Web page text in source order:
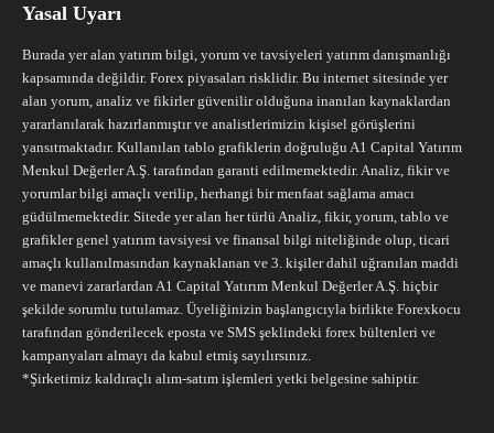
Yasal Uyarı
Burada yer alan yatırım bilgi, yorum ve tavsiyeleri yatırım danışmanlığı
kapsamında değildir. Forex piyasaları risklidir. Bu internet sitesinde yer
alan yorum, analiz ve fikirler güvenilir olduğuna inanılan kaynaklardan
yararlanılarak hazırlanmıştır ve analistlerimizin kişisel görüşlerini
yansıtmaktadır. Kullanılan tablo grafiklerin doğruluğu A1 Capital Yatırım
Menkul Değerler A.Ş. tarafından garanti edilmemektedir. Analiz, fikir ve
yorumlar bilgi amaçlı verilip, herhangi bir menfaat sağlama amacı
güdülmemektedir. Sitede yer alan her türlü Analiz, fikir, yorum, tablo ve
grafikler genel yatırım tavsiyesi ve finansal bilgi niteliğinde olup, ticari
amaçlı kullanılmasından kaynaklanan ve 3. kişiler dahil uğranılan maddi
ve manevi zararlardan A1 Capital Yatırım Menkul Değerler A.Ş. hiçbir
şekilde sorumlu tutulamaz. Üyeliğinizin başlangıcıyla birlikte Forexkocu
tarafından gönderilecek eposta ve SMS şeklindeki forex bültenleri ve
kampanyaları almayı da kabul etmiş sayılırsınız.
*Şirketimiz kaldıraçlı alım-satım işlemleri yetki belgesine sahiptir.